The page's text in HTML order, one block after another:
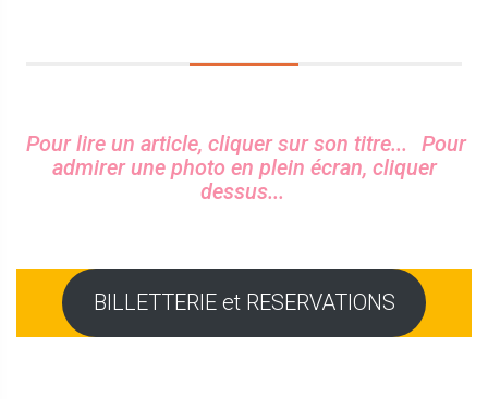
Sidebar
Pour lire un article, cliquer sur son titre...
Pour
admirer une photo en plein écran, cliquer
dessus...
BILLETTERIE et RESERVATIONS